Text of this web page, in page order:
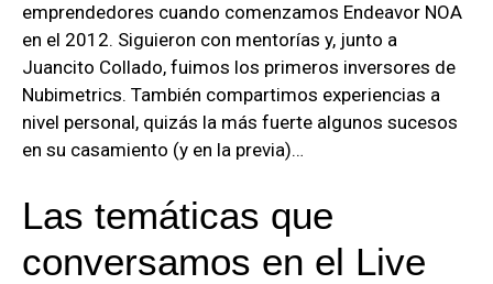
emprendedores cuando comenzamos Endeavor NOA
en el 2012. Siguieron con mentorías y, junto a
Juancito Collado, fuimos los primeros inversores de
Nubimetrics. También compartimos experiencias a
nivel personal, quizás la más fuerte algunos sucesos
en su casamiento (y en la previa)…
Las temáticas que
conversamos en el Live